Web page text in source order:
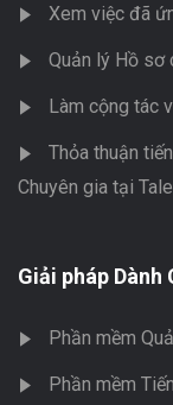
Xem việc đã
Quản lý Hồ sơ
Làm cộng tác
Thỏa thuận
Chuyên gia tại
Giải pháp Dành
Phần mềm
Phần mềm